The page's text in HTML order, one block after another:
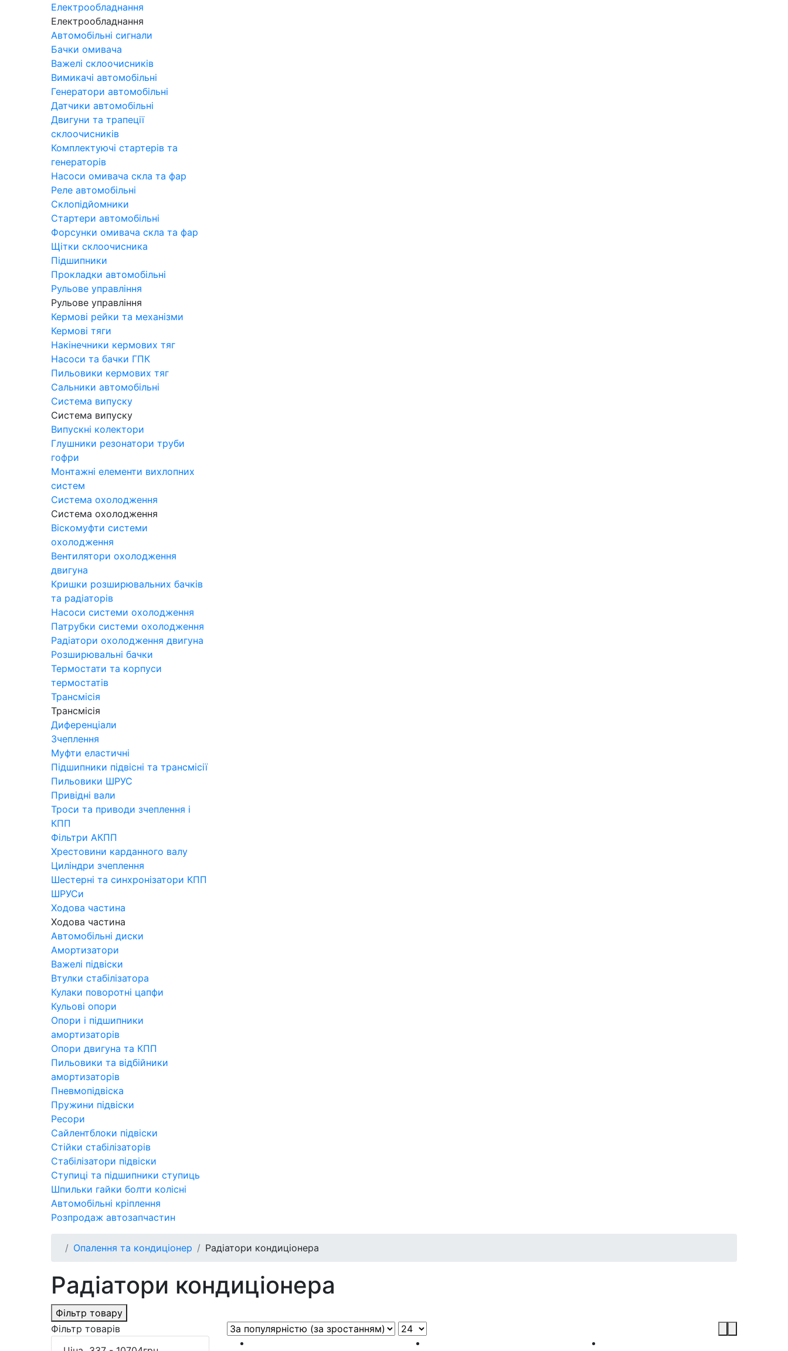
Електрообладнання
Електрообладнання
Автомобільні сигнали
Бачки омивача
Важелі склоочисників
Вимикачі автомобільні
Генератори автомобільні
Датчики автомобільні
Двигуни та трапеції
склоочисників
Комплектуючі стартерів та
генераторів
Насоси омивача скла та фар
Реле автомобільні
Склопідйомники
Стартери автомобільні
Форсунки омивача скла та фар
Щітки склоочисника
Підшипники
Прокладки автомобільні
Рульове управління
Рульове управління
Кермові рейки та механізми
Кермові тяги
Накінечники кермових тяг
Насоси та бачки ГПК
Пильовики кермових тяг
Сальники автомобільні
Система випуску
Система випуску
Випускні колектори
Глушники резонатори труби
гофри
Монтажні елементи вихлопних
систем
Система охолодження
Система охолодження
Віскомуфти системи
охолодження
Вентилятори охолодження
двигуна
Кришки розширювальних бачків
та радіаторів
Насоси системи охолодження
Патрубки системи охолодження
Радіатори охолодження двигуна
Розширювальні бачки
Термостати та корпуси
термостатів
Трансмісія
Трансмісія
Диференціали
Зчеплення
Муфти еластичні
Підшипники підвісні та трансмісії
Пильовики ШРУС
Привідні вали
Троси та приводи зчеплення і
КПП
Фільтри АКПП
Хрестовини карданного валу
Циліндри зчеплення
Шестерні та синхронізатори КПП
ШРУСи
Ходова частина
Ходова частина
Автомобільні диски
Амортизатори
Важелі підвіски
Втулки стабілізатора
Кулаки поворотні цапфи
Кульові опори
Опори і підшипники
амортизаторів
Опори двигуна та КПП
Пильовики та відбійники
амортизаторів
Пневмопідвіска
Пружини підвіски
Ресори
Сайлентблоки підвіски
Стійки стабілізаторів
Стабілізатори підвіски
Ступиці та підшипники ступиць
Шпильки гайки болти колісні
Автомобільні кріплення
Розпродаж автозапчастин
Опалення та кондиціонер Радіатори кондиціонера
Радіатори кондиціонера
Фільтр товару
Фільтр товарів